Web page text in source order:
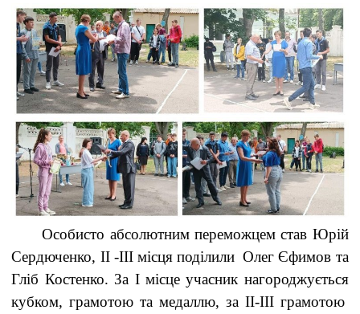
Особисто абсолютним переможцем став Юрій
Сердюченко, ІІ -ІІІ місця поділили Олег Єфимов та
Гліб Костенко. За І місце учасник нагороджується
кубком, грамотою та медаллю, за ІІ-ІІІ грамотою